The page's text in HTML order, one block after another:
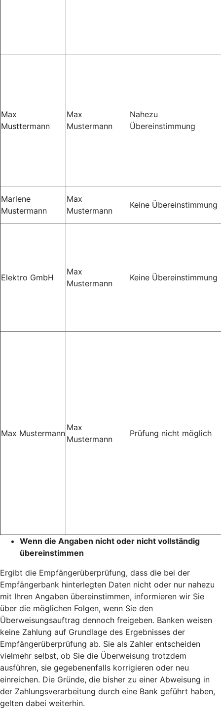
Max
Musttermann
Max
Mustermann
Nahezu
Übereinstimmung
Marlene
Mustermann
Max
Mustermann
Keine Übereinstimmung
Elektro GmbH
Max
Mustermann
Keine Übereinstimmung
Max Mustermann
Max
Mustermann
Prüfung nicht möglich
Wenn die Angaben nicht oder nicht vollständig
übereinstimmen
Ergibt die Empfängerüberprüfung, dass die bei der
Empfängerbank hinterlegten Daten nicht oder nur nahezu
mit Ihren Angaben übereinstimmen, informieren wir Sie
über die möglichen Folgen, wenn Sie den
Überweisungsauftrag dennoch freigeben. Banken weisen
keine Zahlung auf Grundlage des Ergebnisses der
Empfängerüberprüfung ab. Sie als Zahler entscheiden
vielmehr selbst, ob Sie die Überweisung trotzdem
ausführen, sie gegebenenfalls korrigieren oder neu
einreichen. Die Gründe, die bisher zu einer Abweisung in
der Zahlungsverarbeitung durch eine Bank geführt haben,
gelten dabei weiterhin.